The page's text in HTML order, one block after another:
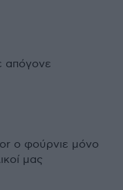
απόγονε
ο φούρνιε μόνο
μας